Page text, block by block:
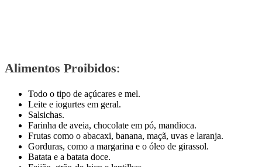
Alimentos Proibidos:
Todo o tipo de açúcares e mel.
Leite e iogurtes em geral.
Salsichas.
Farinha de aveia, chocolate em pó, mandioca.
Frutas como o abacaxi, banana, maçã, uvas e laranja.
Gorduras, como a margarina e o óleo de girassol.
Batata e a batata doce.